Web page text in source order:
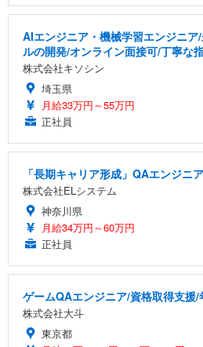
AIエンジニア・機械学習エンジニ
ルの開発/オンライン面接可/丁寧な
株式会社キソシン
埼玉県
月給33万円～55万円
正社員
「長期キャリア形成」QAエンジニ
株式会社ELシステム
神奈川県
月給34万円～60万円
正社員
ゲームQAエンジニア/資格取得支援
株式会社大斗
東京都